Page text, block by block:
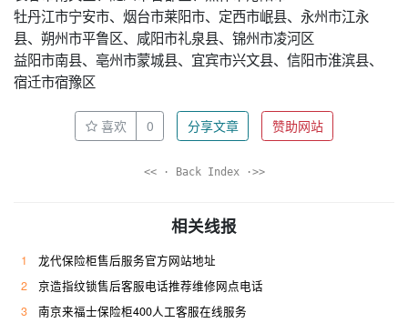
牡丹江市宁安市、烟台市莱阳市、定西市岷县、永州市江永
县、朔州市平鲁区、咸阳市礼泉县、锦州市凌河区
益阳市南县、亳州市蒙城县、宜宾市兴文县、信阳市淮滨县、
宿迁市宿豫区
喜欢 0 分享文章 赞助网站
<< · Back Index ·>>
相关线报
1
龙代保险柜售后服务官方网站地址
2
京造指纹锁售后客服电话推荐维修网点电话
3
南京来福士保险柜400人工客服在线服务